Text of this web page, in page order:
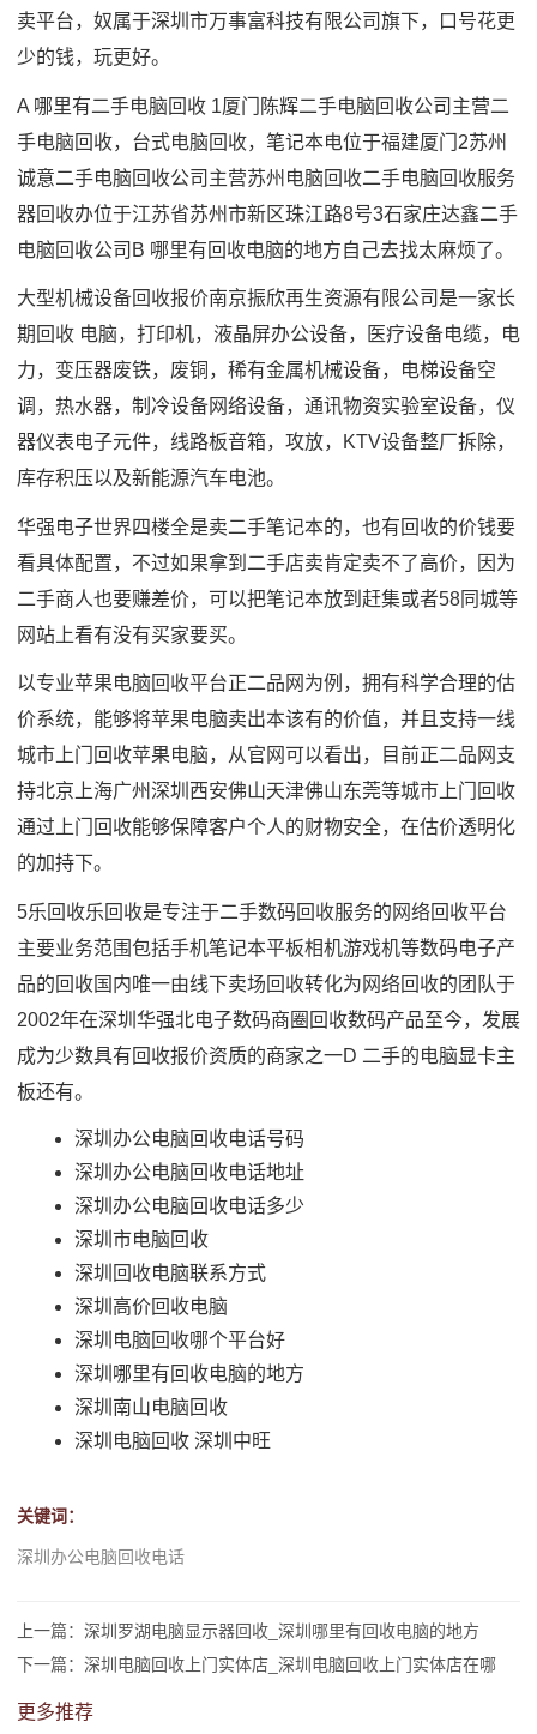
卖平台，奴属于深圳市万事富科技有限公司旗下，口号花更
少的钱，玩更好。
A 哪里有二手电脑回收 1厦门陈辉二手电脑回收公司主营二
手电脑回收，台式电脑回收，笔记本电位于福建厦门2苏州
诚意二手电脑回收公司主营苏州电脑回收二手电脑回收服务
器回收办位于江苏省苏州市新区珠江路8号3石家庄达鑫二手
电脑回收公司B 哪里有回收电脑的地方自己去找太麻烦了。
大型机械设备回收报价南京振欣再生资源有限公司是一家长
期回收 电脑，打印机，液晶屏办公设备，医疗设备电缆，电
力，变压器废铁，废铜，稀有金属机械设备，电梯设备空
调，热水器，制冷设备网络设备，通讯物资实验室设备，仪
器仪表电子元件，线路板音箱，攻放，KTV设备整厂拆除，
库存积压以及新能源汽车电池。
华强电子世界四楼全是卖二手笔记本的，也有回收的价钱要
看具体配置，不过如果拿到二手店卖肯定卖不了高价，因为
二手商人也要赚差价，可以把笔记本放到赶集或者58同城等
网站上看有没有买家要买。
以专业苹果电脑回收平台正二品网为例，拥有科学合理的估
价系统，能够将苹果电脑卖出本该有的价值，并且支持一线
城市上门回收苹果电脑，从官网可以看出，目前正二品网支
持北京上海广州深圳西安佛山天津佛山东莞等城市上门回收
通过上门回收能够保障客户个人的财物安全，在估价透明化
的加持下。
5乐回收乐回收是专注于二手数码回收服务的网络回收平台
主要业务范围包括手机笔记本平板相机游戏机等数码电子产
品的回收国内唯一由线下卖场回收转化为网络回收的团队于
2002年在深圳华强北电子数码商圈回收数码产品至今，发展
成为少数具有回收报价资质的商家之一D 二手的电脑显卡主
板还有。
深圳办公电脑回收电话号码
深圳办公电脑回收电话地址
深圳办公电脑回收电话多少
深圳市电脑回收
深圳回收电脑联系方式
深圳高价回收电脑
深圳电脑回收哪个平台好
深圳哪里有回收电脑的地方
深圳南山电脑回收
深圳电脑回收 深圳中旺
关键词：
深圳办公电脑回收电话
上一篇：深圳罗湖电脑显示器回收_深圳哪里有回收电脑的地方
下一篇：深圳电脑回收上门实体店_深圳电脑回收上门实体店在哪
更多推荐